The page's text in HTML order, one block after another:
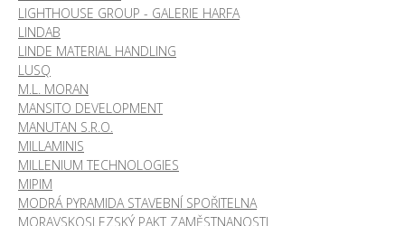
LIGHTHOUSE GROUP - GALERIE HARFA
LINDAB
LINDE MATERIAL HANDLING
LUSQ
M.L. MORAN
MANSITO DEVELOPMENT
MANUTAN S.R.O.
MILLAMINIS
MILLENIUM TECHNOLOGIES
MIPIM
MODRÁ PYRAMIDA STAVEBNÍ SPOŘITELNA
MORAVSKOSLEZSKÝ PAKT ZAMĚSTNANOSTI